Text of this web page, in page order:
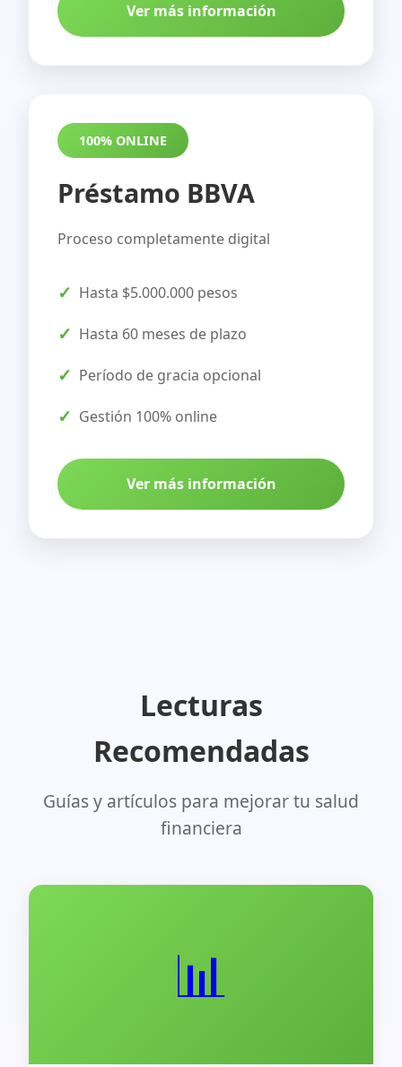
Ver más información
100% ONLINE
Préstamo BBVA
Proceso completamente digital
Hasta $5.000.000 pesos
Hasta 60 meses de plazo
Período de gracia opcional
Gestión 100% online
Ver más información
Lecturas
Recomendadas
Guías y artículos para mejorar tu salud
financiera
📊